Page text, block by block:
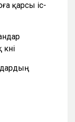
қарсы іс-